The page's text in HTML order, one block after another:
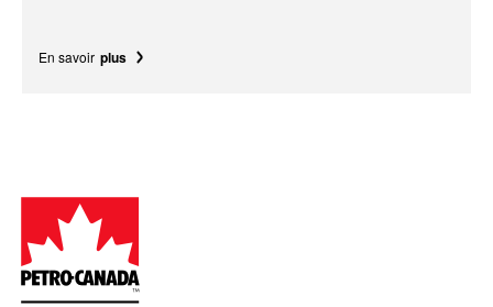
En savoir plus